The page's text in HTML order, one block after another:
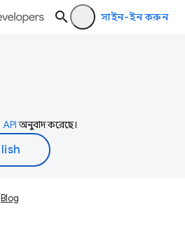
সাইন-ইন করুন
অনুবাদ করেছে।
Blog